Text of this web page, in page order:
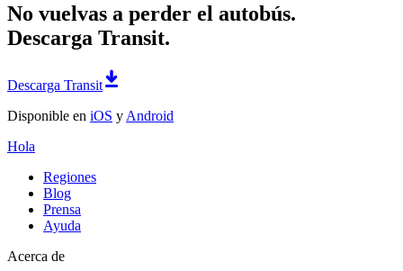
No vuelvas a perder el autobús.
Descarga Transit.
Descarga Transit
Disponible en iOS y Android
Hola
Regiones
Blog
Prensa
Ayuda
Acerca de